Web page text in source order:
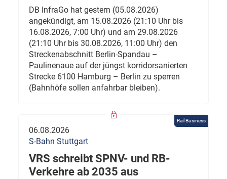
DB InfraGo hat gestern (05.08.2026)
angekündigt, am 15.08.2026 (21:10 Uhr bis
16.08.2026, 7:00 Uhr) und am 29.08.2026
(21:10 Uhr bis 30.08.2026, 11:00 Uhr) den
Streckenabschnitt Berlin-Spandau –
Paulinenaue auf der jüngst korridorsanierten
Strecke 6100 Hamburg – Berlin zu sperren
(Bahnhöfe sollen anfahrbar bleiben).
Rail Business
06.08.2026
S-Bahn Stuttgart
VRS schreibt SPNV- und RB-
Verkehre ab 2035 aus